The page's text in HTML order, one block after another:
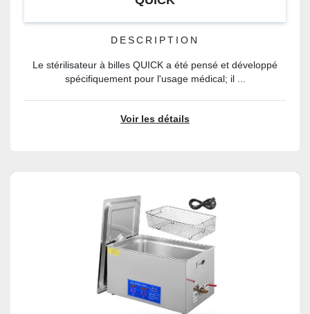
DESCRIPTION
Le stérilisateur à billes QUICK a été pensé et développé
spécifiquement pour l'usage médical; il ...
Voir les détails